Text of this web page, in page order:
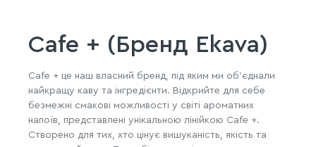
Cafe + (Бренд Ekava)
Cafe + це наш власний бренд, під яким ми об'єднали
найкращу каву та інгредієнти. Відкрийте для себе
безмежні смакові можливості у світі ароматних
напоїв, представлені унікальною лінійкою Cafe +.
Створено для тих, хто цінує вишуканість, якість та